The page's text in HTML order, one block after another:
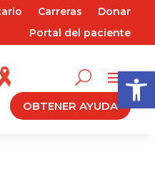
Abrir
Carreras
Donar
Portal del paciente
OBTENER AYUDA